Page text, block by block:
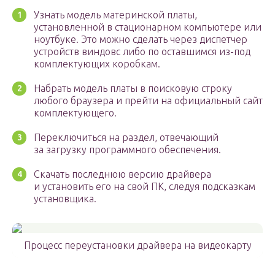
Узнать модель материнской платы,
установленной в стационарном компьютере или
ноутбуке. Это можно сделать через диспетчер
устройств виндовс либо по оставшимся из-под
комплектующих коробкам.
Набрать модель платы в поисковую строку
любого браузера и прейти на официальный сайт
комплектующего.
Переключиться на раздел, отвечающий
за загрузку программного обеспечения.
Скачать последнюю версию драйвера
и установить его на свой ПК, следуя подсказкам
установщика.
Процесс переустановки драйвера на видеокарту